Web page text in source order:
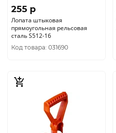
255 p
Лопата штыковая
прямоугольная рельсовая
сталь S512-16
Код товара: 031690